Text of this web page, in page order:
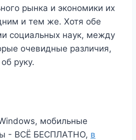
рынка и экономики их
и тем же. Хотя обе
социальных наук, между
очевидные различия,
руку.
мобильные
- ВСЁ БЕСПЛАТНО, в